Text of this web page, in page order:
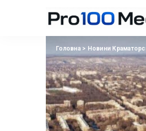
Головна> Новини